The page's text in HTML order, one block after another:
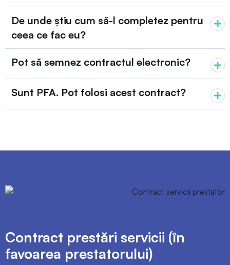
De unde știu cum să-l completez pentru
ceea ce fac eu?
Pot să semnez contractul electronic?
Sunt PFA. Pot folosi acest contract?
Contract prestări servicii (în
favoarea prestatorului)